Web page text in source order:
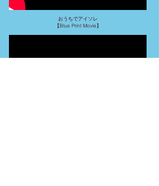
おうちでアイソレ
​【Blue Print Movie】